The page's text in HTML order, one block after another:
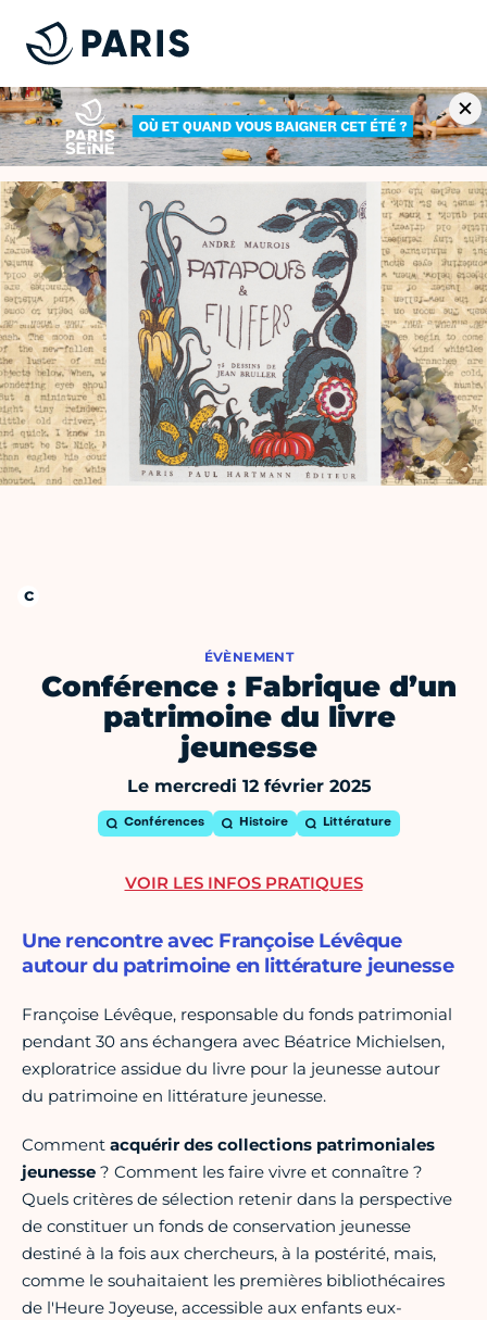
ÉVÈNEMENT
Conférence : Fabrique d’un
patrimoine du livre
jeunesse
Le mercredi 12 février 2025
Conférences Histoire Littérature
Une rencontre avec Françoise Lévêque
autour du patrimoine en littérature jeunesse
Françoise Lévêque, responsable du fonds patrimonial
pendant 30 ans échangera avec Béatrice Michielsen,
exploratrice assidue du livre pour la jeunesse autour
du patrimoine en littérature jeunesse.
Comment acquérir des collections patrimoniales
jeunesse ? Comment les faire vivre et connaître ?
Quels critères de sélection retenir dans la perspective
de constituer un fonds de conservation jeunesse
destiné à la fois aux chercheurs, à la postérité, mais,
comme le souhaitaient les premières bibliothécaires
de l'Heure Joyeuse, accessible aux enfants eux-
VOIR LES INFOS PRATIQUES